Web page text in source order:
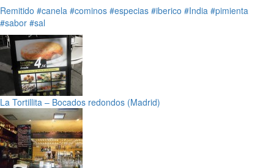
Remitido #canela #cominos #especias #iberico #India #pimienta
#sabor #sal
La Tortillita – Bocados redondos (Madrid)